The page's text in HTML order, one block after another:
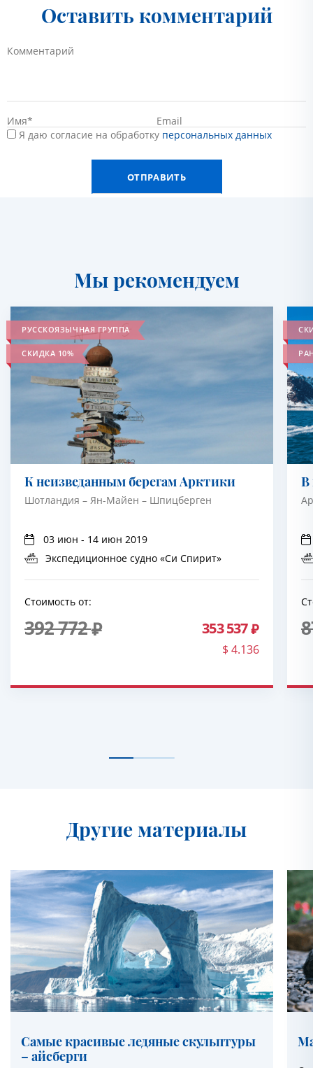
Оставить комментарий
Я даю согласие на обработку персональных данных
Мы рекомендуем
РУССКОЯЗЫЧНАЯ ГРУППА
СКИДКА 10%
К неизведанным берегам Арктики
Шотландия – Ян-Майен – Шпицберген
03 июн - 14 июн 2019
Экспедиционное судно «Си Спирит»
Стоимость от:
392 772 353 537
$ 4.136
В
Другие материалы
Самые красивые ледяные скульптуры
– айсберги